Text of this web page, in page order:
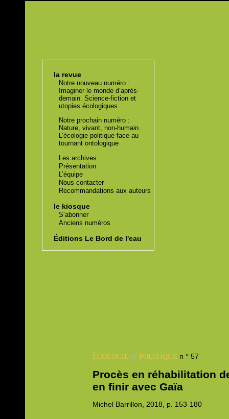
la revue
Notre nouveau numéro :
Imaginer le monde d’après-
demain. Science-fiction et
utopies écologiques
Notre prochain numéro :
Nature, vivant, non-humain.
L’écologie politique face au
tournant ontologique
Les archives
Présentation
L’équipe
Nous contacter
Recommandations aux auteurs
le kiosque
S’abonner
Anciens numéros
Éditions Le Bord de l'eau
ÉCOLOGIE& POLITIQUE n ° 57
Procès en réhabilitation
en finir avec Gaïa
Michel Barrillon, 2018, p. 153-180